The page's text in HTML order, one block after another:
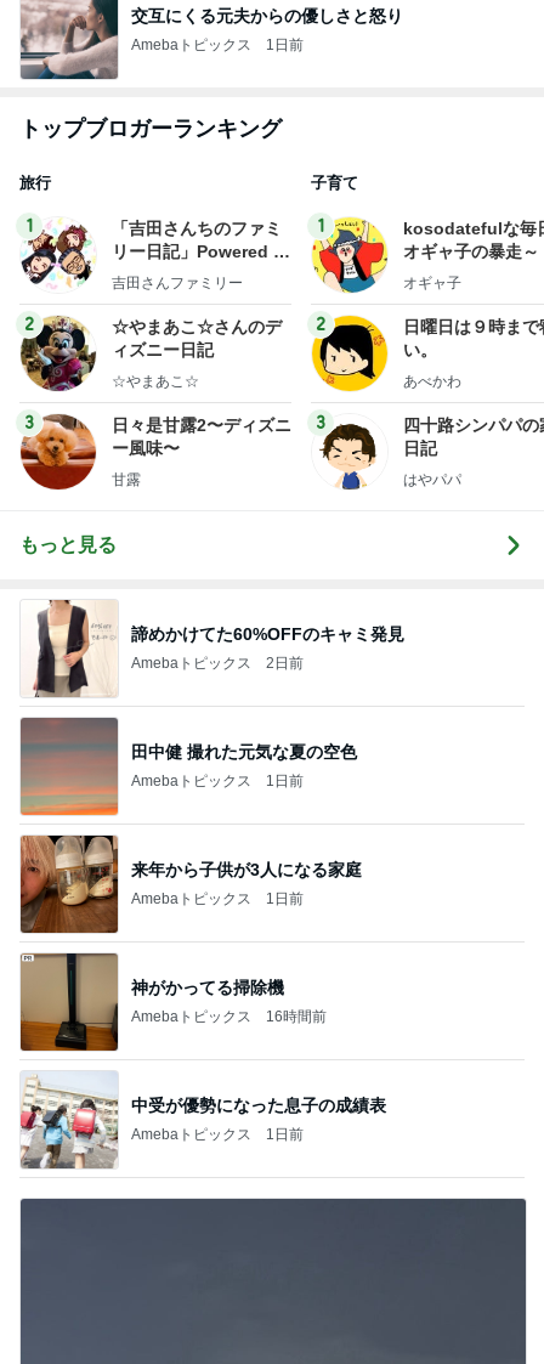
交互にくる元夫からの優しさと怒り
Amebaトピックス 1日前
トップブロガーランキング
旅行
1
「吉田さんちのファミ
リー日記」Powered b
y Ameba 吉田さんファ
ログ
吉田さんファミリー
2
☆やまあこ☆さんのデ
ィズニー日記
☆やまあこ☆
3
日々是甘露2〜ディズニ
ー風味〜
甘露
子育て
1
kosodatefulな毎
オギャ子の暴走～
オギャ子
2
日曜日は９時まで
い。
あべかわ
3
四十路シンパパの
日記
はやパパ
もっと見る
諦めかけてた60%OFFのキャミ発見
Amebaトピックス 2日前
田中健 撮れた元気な夏の空色
Amebaトピックス 1日前
来年から子供が3人になる家庭
Amebaトピックス 1日前
神がかってる掃除機
Amebaトピックス 16時間前
中受が優勢になった息子の成績表
Amebaトピックス 1日前